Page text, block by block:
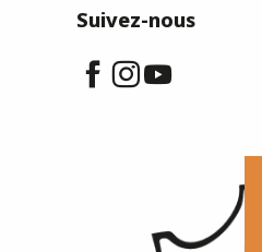
Suivez-nous